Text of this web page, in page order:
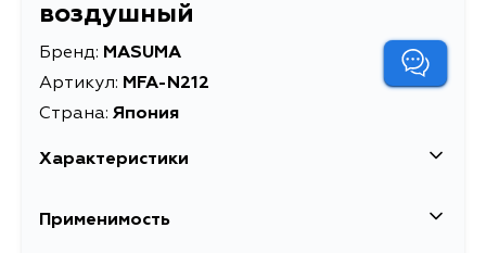
воздушный
Бренд: MASUMA
Артикул: MFA-N212
Страна: Япония
Характеристики
EAN-13
Применимость